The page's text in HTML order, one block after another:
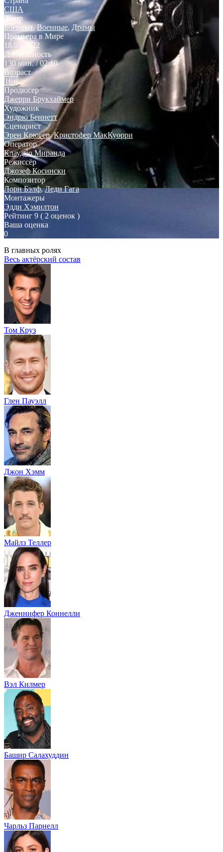
США
Жанр
Боевики, Военные, Драмы
Премьера в Мире
18.05.2022
Длительность
130 мин. / 02:10
Возраст
16+
Продюсер
Джерри Брукхаймер
Художник
Эндрю Беннетт
Сценарист
Эрен Крюгер,Кристофер МакКуорри
Оператор
Клаудио Миранда
Режиссёр
Джозеф Косински
Композитор
Лорн Бэлф,Леди Гага
Монтажеры
Эдди Хэмилтон
Рейтинг 9 ( 2 оценок )
Ваша оценка
0
В главных ролях
Весь актёрский состав
Том Круз
Глен Пауэлл
Джон Хэмм
Майлз Теллер
Дженнифер Коннелли
Вэл Килмер
Башир Салахуддин
Чарльз Парнелл